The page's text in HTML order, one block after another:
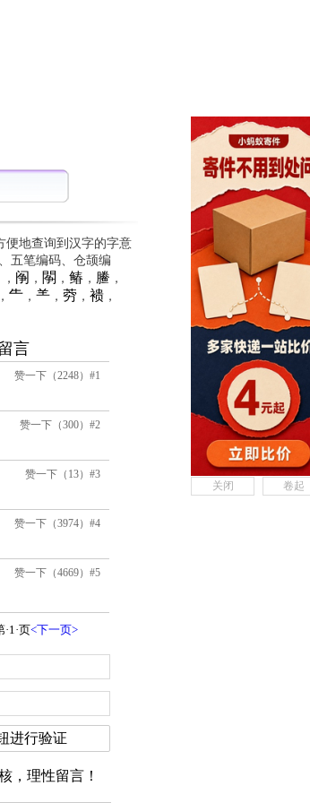
便地查询到汉字的字意
五笔编码、仓颉编
， 䦶 ， 䦛 ， 䲠 ， 䲢 ，
， ⺧， ⺷， 䓖， 䙌，
关闭 卷起